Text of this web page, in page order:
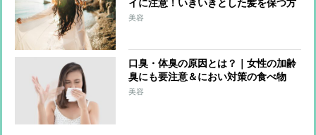
イに注意！いきいきとした髪を保つ方
法は？
美容
口臭・体臭の原因とは？｜女性の加齢
臭にも要注意＆におい対策の食べ物
美容